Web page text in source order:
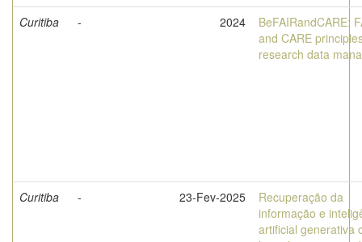
Curitiba - 2024
BeFAIRandCARE:
and CARE
research data
Curitiba - 23-Fev-2025
Recuperação da
informação e
artificial generativa